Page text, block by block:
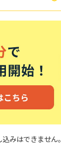
みはできません。